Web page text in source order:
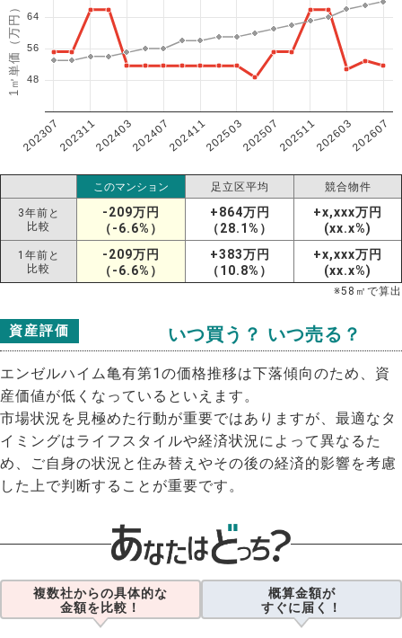
1㎡単価（万円）
202307202311202403202407202411202503202507202511202603202607
48
56
64
このマンション 足立区平均 競合物件
3年前と
比較
-209万円
（-6.6%）
+864万円
（28.1%）
+x,xxx万円
(xx.x%)
1年前と
比較
-209万円
（-6.6%）
+383万円
（10.8%）
+x,xxx万円
(xx.x%)
※58 ㎡で算出
資産評価 いつ買う？ いつ売る？
エンゼルハイム亀有第1の価格推移は下落傾向のため、資
産価値が低くなっているといえます。
市場状況を見極めた行動が重要ではありますが、最適なタ
イミングはライフスタイルや経済状況によって異なるた
め、ご自身の状況と住み替えやその後の経済的影響を考慮
した上で判断することが重要です。
複数社からの具体的な
金額を比較！
概算金額が
すぐに届く！